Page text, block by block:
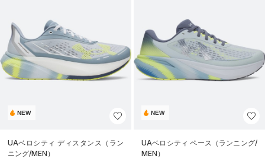
NEW
UAベロシティ ディスタンス（ラン
ニング/MEN）
NEW
UAベロシティ ペース（ランニング/
MEN）